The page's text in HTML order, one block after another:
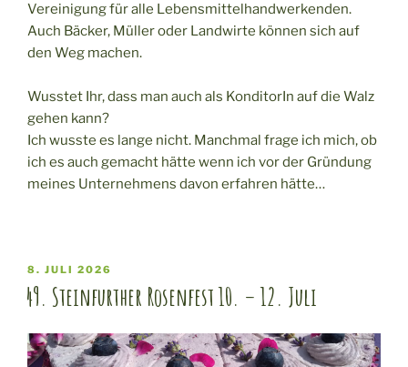
Vereinigung für alle Lebensmittelhandwerkenden.
Auch Bäcker, Müller oder Landwirte können sich auf
den Weg machen.
Wusstet Ihr, dass man auch als KonditorIn auf die Walz
gehen kann?
Ich wusste es lange nicht. Manchmal frage ich mich, ob
ich es auch gemacht hätte wenn ich vor der Gründung
meines Unternehmens davon erfahren hätte…
VERÖFFENTLICHT
AM
8. JULI 2026
49. Steinfurther Rosenfest 10. – 12. Juli